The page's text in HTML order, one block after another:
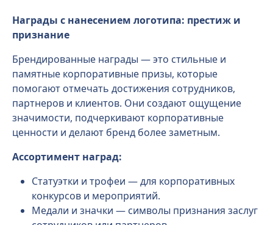
Награды с нанесением логотипа: престиж и
признание
Брендированные награды — это стильные и
памятные корпоративные призы, которые
помогают отмечать достижения сотрудников,
партнеров и клиентов. Они создают ощущение
значимости, подчеркивают корпоративные
ценности и делают бренд более заметным.
Ассортимент наград:
Статуэтки и трофеи — для корпоративных
конкурсов и мероприятий.
Медали и значки — символы признания заслуг